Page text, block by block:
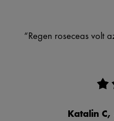
“Regen roseceas volt
Katalin